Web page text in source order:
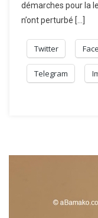
démarches pour la
n’ont perturbé […]
Twitter
Telegram